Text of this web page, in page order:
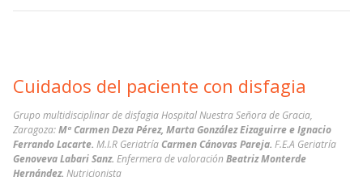
Cuidados del paciente con disfagia
Grupo multidisciplinar de disfagia Hospital Nuestra Señora de Gracia,
Zaragoza:Mª Carmen Deza Pérez, Marta González Eizaguirre e Ignacio
Ferrando Lacarte. M.I.R GeriatríaCarmen Cánovas Pareja. F.E.A Geriatría
Genoveva Labari Sanz. Enfermera de valoración Beatriz Monterde
Hernández. Nutricionista